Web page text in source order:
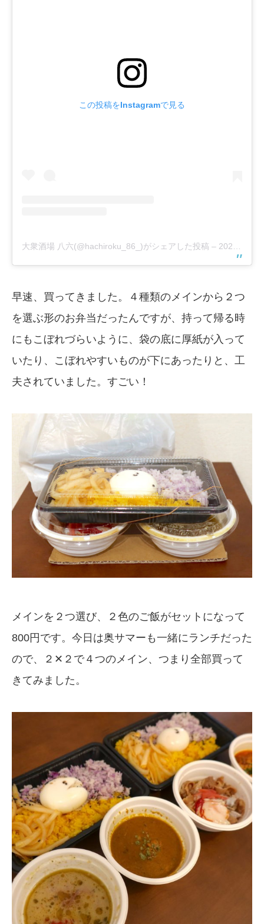
この投稿をInstagramで見る
大衆酒場 八六(@hachiroku_86_)がシェアした投稿 – 2020年 4月月20日午後3時20分PDT
早速、買ってきました。４種類のメインから２つ
を選ぶ形のお弁当だったんですが、持って帰る時
にもこぼれづらいように、袋の底に厚紙が入って
いたり、こぼれやすいものが下にあったりと、工
夫されていました。すごい！
メインを２つ選び、２色のご飯がセットになって
800円です。今日は奥サマーも一緒にランチだった
ので、２✕２で４つのメイン、つまり全部買って
きてみました。